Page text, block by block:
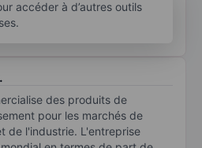
accéder à d’autres outils
des produits de
pour les marchés de
de l'industrie. L'entreprise